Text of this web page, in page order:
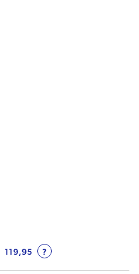
119,95 ?